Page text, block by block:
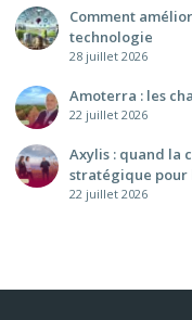
Comment
technologie
28 juillet 2026
Amoterra : les
22 juillet 2026
Axylis : quand la
stratégique pour
22 juillet 2026